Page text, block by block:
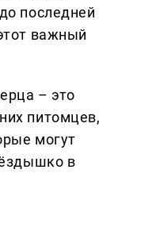
последней
важный
– это
питомцев,
могут
в